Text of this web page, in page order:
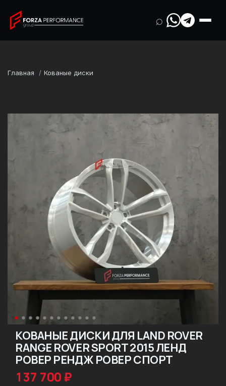
⌕
Главная Кованые диски
КОВАНЫЕ ДИСКИ ДЛЯ LAND ROVER
RANGE ROVER SPORT 2015 ЛЕНД
РОВЕР РЕНДЖ РОВЕР СПОРТ
137 700 ₽
Land Rover